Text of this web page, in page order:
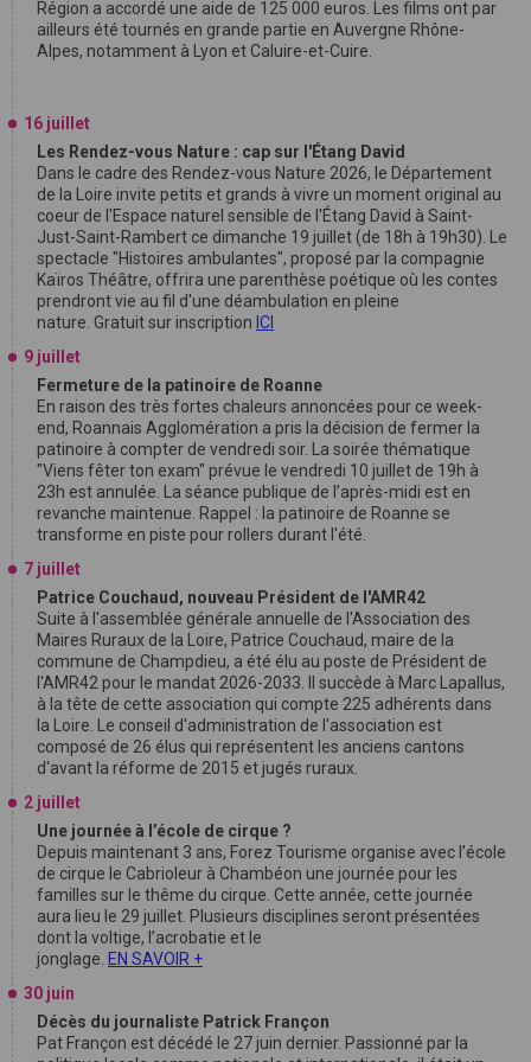
Région a accordé une aide de 125 000 euros. Les films ont par
ailleurs été tournés en grande partie en Auvergne Rhône-
Alpes, notamment à Lyon et Caluire-et-Cuire.
16 juillet
Les Rendez-vous Nature : cap sur l'Étang David
Dans le cadre des Rendez-vous Nature 2026, le Département
de la Loire invite petits et grands à vivre un moment original au
coeur de l'Espace naturel sensible de l'Étang David à Saint-
Just-Saint-Rambert ce dimanche 19 juillet (de 18h à 19h30). Le
spectacle "Histoires ambulantes", proposé par la compagnie
Kaïros Théâtre, offrira une parenthèse poétique où les contes
prendront vie au fil d'une déambulation en pleine
nature. Gratuit sur inscription ICI
9 juillet
Fermeture de la patinoire de Roanne
En raison des très fortes chaleurs annoncées pour ce week-
end, Roannais Agglomération a pris la décision de fermer la
patinoire à compter de vendredi soir. La soirée thématique
"Viens fêter ton exam" prévue le vendredi 10 juillet de 19h à
23h est annulée. La séance publique de l’après-midi est en
revanche maintenue. Rappel : la patinoire de Roanne se
transforme en piste pour rollers durant l'été.
7 juillet
Patrice Couchaud, nouveau Président de l'AMR42
Suite à l'assemblée générale annuelle de l'Association des
Maires Ruraux de la Loire, Patrice Couchaud, maire de la
commune de Champdieu, a été élu au poste de Président de
l'AMR42 pour le mandat 2026-2033. Il succède à Marc Lapallus,
à la tête de cette association qui compte 225 adhérents dans
la Loire. Le conseil d'administration de l'association est
composé de 26 élus qui représentent les anciens cantons
d'avant la réforme de 2015 et jugés ruraux.
2 juillet
Une journée à l’école de cirque ?
Depuis maintenant 3 ans, Forez Tourisme organise avec l’école
de cirque le Cabrioleur à Chambéon une journée pour les
familles sur le thême du cirque. Cette année, cette journée
aura lieu le 29 juillet. Plusieurs disciplines seront présentées
dont la voltige, l’acrobatie et le
jonglage. EN SAVOIR +
30 juin
Décès du journaliste Patrick Françon
Pat Françon est décédé le 27 juin dernier. Passionné par la